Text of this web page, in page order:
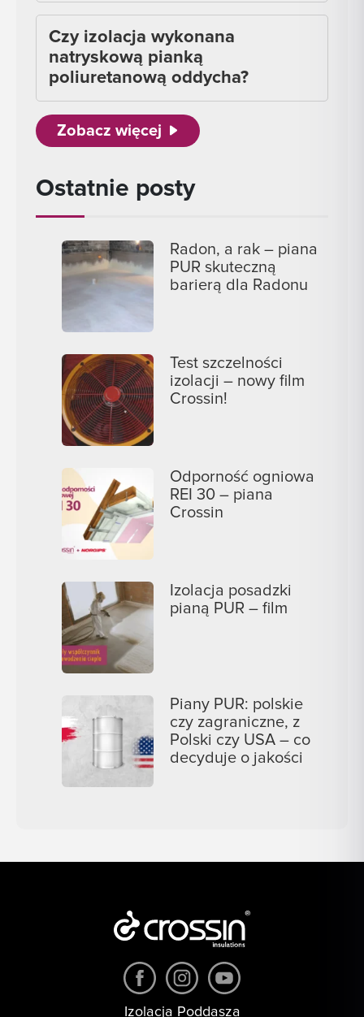
Czy izolacja wykonana
natryskową pianką
poliuretanową oddycha?
Zobacz więcej
Ostatnie posty
Radon, a rak – piana
PUR skuteczną
barierą dla Radonu
Test szczelności
izolacji – nowy film
Crossin!
Odporność ogniowa
REI 30 – piana
Crossin
Izolacja posadzki
pianą PUR – film
Piany PUR: polskie
czy zagraniczne, z
Polski czy USA – co
decyduje o jakości
Izolacja Poddasza